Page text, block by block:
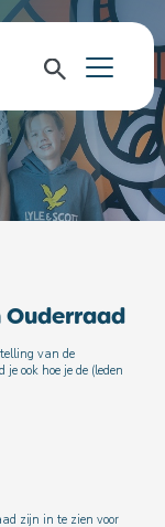
Ouderraad
van de
ook hoe je de (leden
zijn in te zien voor